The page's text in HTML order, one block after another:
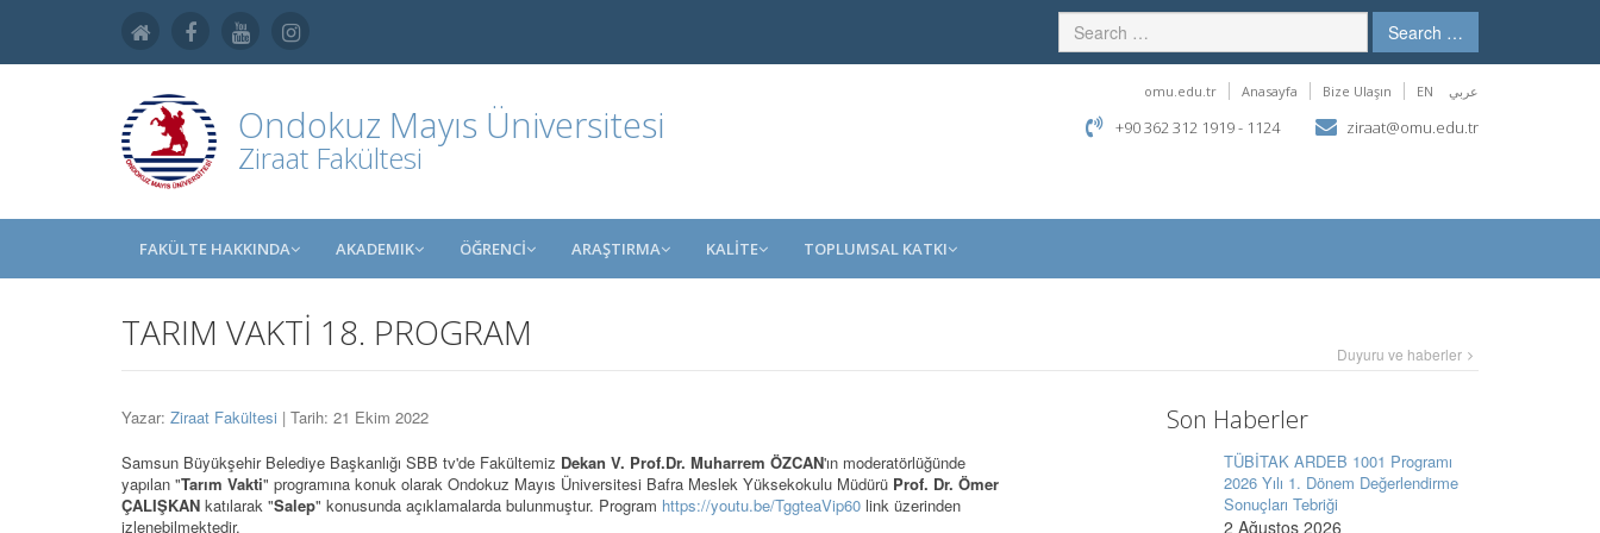
Search …
Ondokuz Mayıs Üniversitesi
Ziraat Fakültesi
omu.edu.tr Anasayfa Bize Ulaşın EN عربي
+90 362 312 1919 - 1124 ziraat@omu.edu.tr
FAKÜLTE HAKKINDA AKADEMIK ÖĞRENCİ ARAŞTIRMA KALİTE TOPLUMSAL KATKI
TARIM VAKTİ 18. PROGRAM Duyuru ve haberler
Yazar: Ziraat Fakültesi | Tarih: 21 Ekim 2022
Samsun Büyükşehir Belediye Başkanlığı SBB tv'de Fakültemiz Dekan V. Prof.Dr. Muharrem ÖZCAN'ın moderatörlüğünde
yapılan "Tarım Vakti" programına konuk olarak Ondokuz Mayıs Üniversitesi Bafra Meslek Yüksekokulu Müdürü Prof. Dr. Ömer
ÇALIŞKAN katılarak "Salep" konusunda açıklamalarda bulunmuştur. Program https://youtu.be/TggteaVip60 link üzerinden
izlenebilmektedir.
Son Haberler
TÜBİTAK ARDEB 1001 Programı
2026 Yılı 1. Dönem Değerlendirme
Sonuçları Tebriği
2 Ağustos 2026